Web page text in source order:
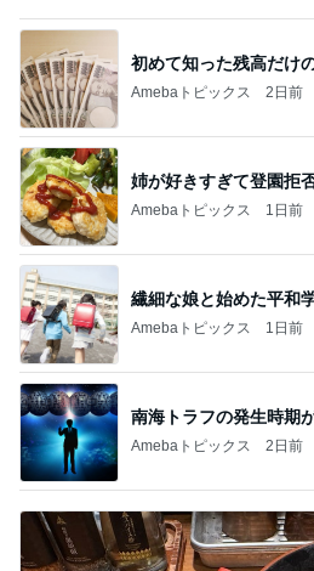
初めて知った残高だけ
Amebaトピックス 2日前
姉が好きすぎて登園拒
Amebaトピックス 1日前
繊細な娘と始めた平和
Amebaトピックス 1日前
南海トラフの発生時期
Amebaトピックス 2日前